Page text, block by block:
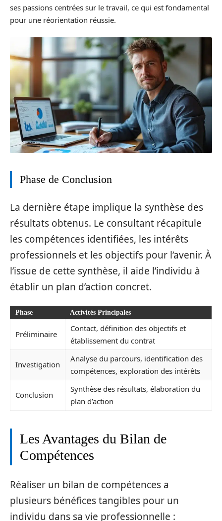
ses passions centrées sur le travail, ce qui est fondamental
pour une réorientation réussie.
Phase de Conclusion
La dernière étape implique la synthèse des
résultats obtenus. Le consultant récapitule
les compétences identifiées, les intérêts
professionnels et les objectifs pour l’avenir. À
l’issue de cette synthèse, il aide l’individu à
établir un plan d’action concret.
Phase Activités Principales
Préliminaire
Contact, définition des objectifs et
établissement du contrat
Investigation
Analyse du parcours, identification des
compétences, exploration des intérêts
Conclusion
Synthèse des résultats, élaboration du
plan d’action
Les Avantages du Bilan de
Compétences
Réaliser un bilan de compétences a
plusieurs bénéfices tangibles pour un
individu dans sa vie professionnelle :